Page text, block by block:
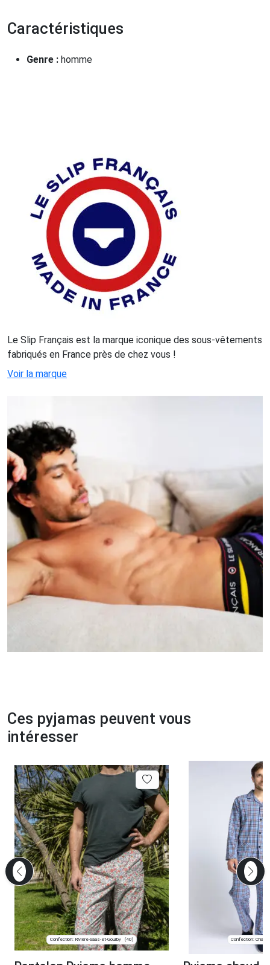
Caractéristiques
Genre : homme
Le Slip Français est la marque iconique des sous-vêtements
fabriqués en France près de chez vous !
Voir la marque
Ces pyjamas peuvent vous
intéresser
Confection: Rivière-Saas-et-Gourby (40) Confection: